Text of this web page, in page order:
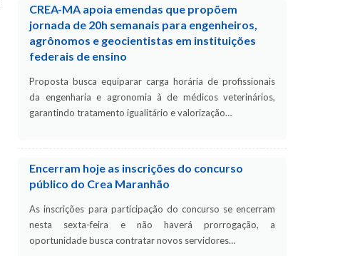
CREA-MA apoia emendas que propõem
jornada de 20h semanais para engenheiros,
agrônomos e geocientistas em instituições
federais de ensino
Proposta busca equiparar carga horária de profissionais
da engenharia e agronomia à de médicos veterinários,
garantindo tratamento igualitário e valorização…
Encerram hoje as inscrições do concurso
público do Crea Maranhão
As inscrições para participação do concurso se encerram
nesta sexta-feira e não haverá prorrogação, a
oportunidade busca contratar novos servidores…